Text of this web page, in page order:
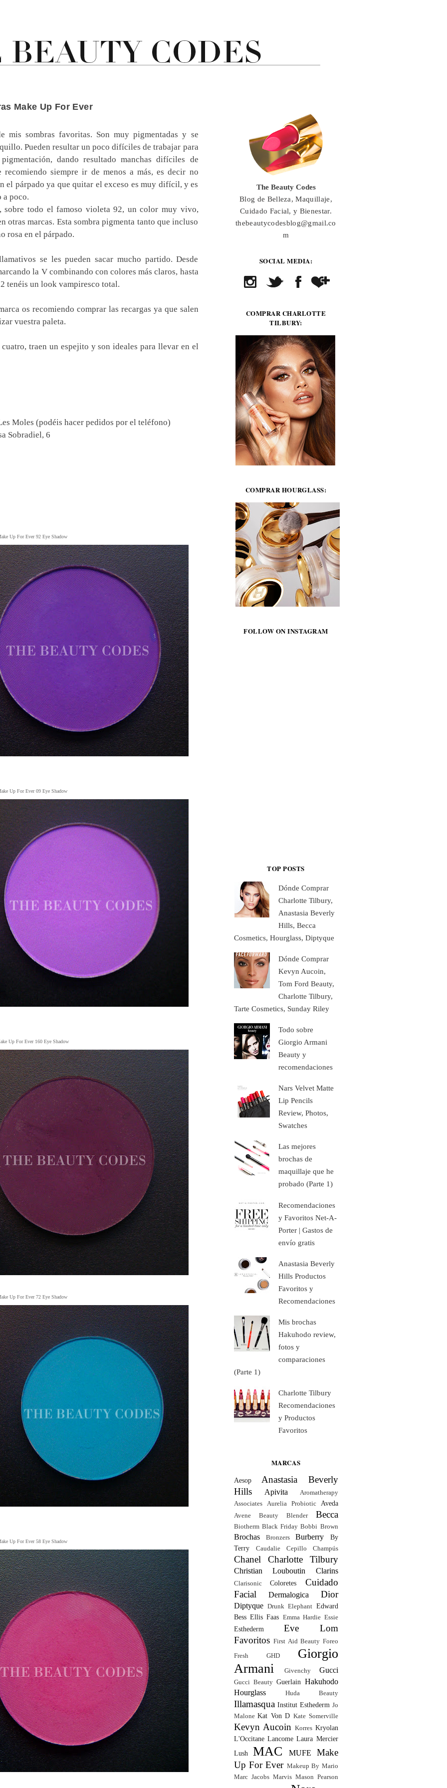
Make Up For Ever
mis sombras favoritas. Son muy pigmentadas y se
Pueden resultar un poco difíciles de trabajar para
dando resultado manchas difíciles de
recomiendo siempre ir de menos a más, es decir no
el párpado ya que quitar el exceso es muy difícil, y es
a poco.
sobre todo el famoso violeta 92, un color muy vivo,
marcas. Esta sombra pigmenta tanto que incluso
rosa en el párpado.
se les pueden sacar mucho partido. Desde
la V combinando con colores más claros, hasta
tenéis un look vampiresco total.
os recomiendo comprar las recargas ya que salen
vuestra paleta.
traen un espejito y son ideales para llevar en el
Moles (podéis hacer pedidos por el teléfono)
Sobradiel, 6
Up For Ever 92 Eye Shadow
Up For Ever 09 Eye Shadow
Up For Ever 160 Eye Shadow
Up For Ever 72 Eye Shadow
Up For Ever 58 Eye Shadow
The Beauty Codes
Blog de Belleza, Maquillaje,
Cuidado Facial, y Bienestar.
thebeautycodesblog@gmail.co
m
SOCIAL MEDIA:
COMPRAR CHARLOTTE
TILBURY:
COMPRAR HOURGLASS:
FOLLOW ON INSTAGRAM
TOP POSTS
Dónde Comprar
Charlotte Tilbury,
Anastasia Beverly
Hills, Becca
Cosmetics, Hourglass, Diptyque
Dónde Comprar
Kevyn Aucoin,
Tom Ford Beauty,
Charlotte Tilbury,
Tarte Cosmetics, Sunday Riley
Todo sobre
Giorgio Armani
Beauty y
recomendaciones
Nars Velvet Matte
Lip Pencils
Review, Photos,
Swatches
Las mejores
brochas de
maquillaje que he
probado (Parte 1)
Recomendaciones
y Favoritos Net-A-
Porter | Gastos de
envío gratis
Anastasia Beverly
Hills Productos
Favoritos y
Recomendaciones
Mis brochas
Hakuhodo review,
fotos y
comparaciones
(Parte 1)
Charlotte Tilbury
Recomendaciones
y Productos
Favoritos
MARCAS
Aesop
Anastasia Beverly
Hills
Apivita
Aromatherapy
Associates
Aurelia Probiotic Aveda
Avene Beauty Blender Becca
Biotherm Black Friday Bobbi Brown
Brochas Bronzers Burberry
By
Terry
Caudalie Cepillo Champús
Chanel Charlotte Tilbury
Christian Louboutin Clarins
Clarisonic Coloretes
Cuidado
Facial
Dermalogica Dior
Diptyque Drunk Elephant Edward
Bess Ellis Faas Emma Hardie Essie
Esthederm
Eve Lom
Favoritos First Aid Beauty Foreo
Fresh GHD
Giorgio
Armani
Givenchy Gucci
Gucci Beauty Guerlain Hakuhodo
Hourglass
Huda Beauty
Illamasqua Institut Esthederm Jo
Malone Kat Von D Kate Somerville
Kevyn Aucoin Korres Kryolan
L'Occitane Lancome Laura Mercier
Lush
MAC MUFE
Make
Up For Ever Makeup By Mario
Marc Jacobs Marvis Mason Pearson